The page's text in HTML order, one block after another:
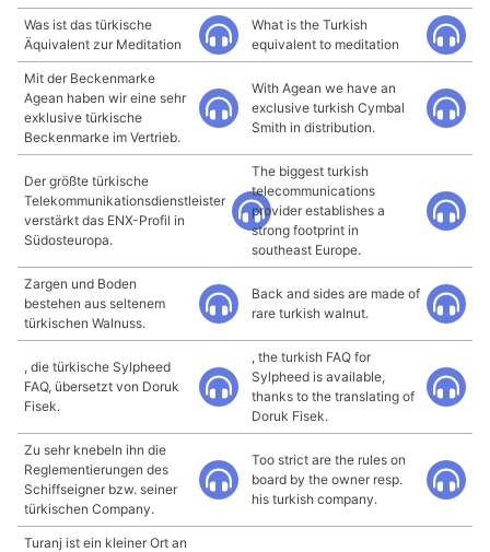
Was ist das türkische
Äquivalent zur Meditation
What is the Turkish
equivalent to meditation
Mit der Beckenmarke
Agean haben wir eine sehr
exklusive türkische
Beckenmarke im Vertrieb.
With Agean we have an
exclusive turkish Cymbal
Smith in distribution.
Der größte türkische
Telekommunikationsdienstleister
verstärkt das ENX-Profil in
Südosteuropa.
The biggest turkish
telecommunications
provider establishes a
strong footprint in
southeast Europe.
Zargen und Boden
bestehen aus seltenem
türkischen Walnuss.
Back and sides are made of
rare turkish walnut.
, die türkische Sylpheed
FAQ, übersetzt von Doruk
Fisek.
, the turkish FAQ for
Sylpheed is available,
thanks to the translating of
Doruk Fisek.
Zu sehr knebeln ihn die
Reglementierungen des
Schiffseigner bzw. seiner
türkischen Company.
Too strict are the rules on
board by the owner resp.
his turkish company.
Turanj ist ein kleiner Ort an